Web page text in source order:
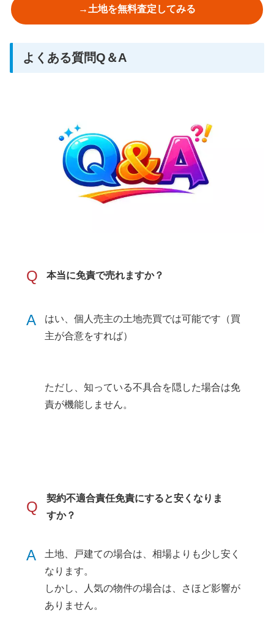
→土地を無料査定してみる
よくある質問Q＆A
Q 本当に免責で売れますか？
A
はい、個人売主の土地売買では可能です（買
主が合意をすれば）
ただし、知っている不具合を隠した場合は免
責が機能しません。
Q
契約不適合責任免責にすると安くなりま
すか？
A
土地、戸建ての場合は、相場よりも少し安く
なります。
しかし、人気の物件の場合は、さほど影響が
ありません。